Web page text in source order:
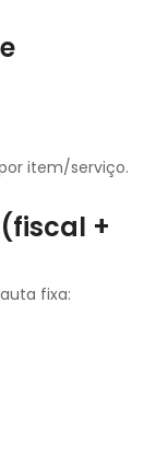
item/serviço.
+
fixa: